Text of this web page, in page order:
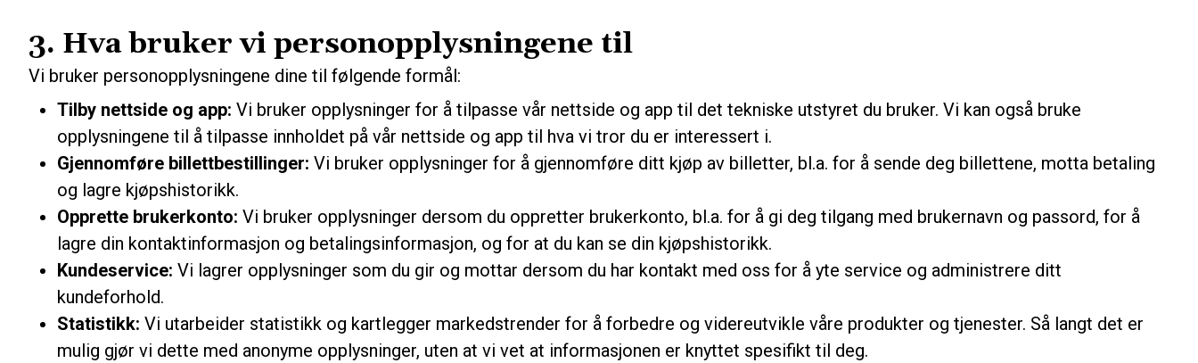
3. Hva bruker vi personopplysningene til
Vi bruker personopplysningene dine til følgende formål:
Tilby nettside og app: Vi bruker opplysninger for å tilpasse vår nettside og app til det tekniske utstyret du bruker. Vi kan også bruke
opplysningene til å tilpasse innholdet på vår nettside og app til hva vi tror du er interessert i.
Gjennomføre billettbestillinger: Vi bruker opplysninger for å gjennomføre ditt kjøp av billetter, bl.a. for å sende deg billettene, motta betaling
og lagre kjøpshistorikk.
Opprette brukerkonto: Vi bruker opplysninger dersom du oppretter brukerkonto, bl.a. for å gi deg tilgang med brukernavn og passord, for å
lagre din kontaktinformasjon og betalingsinformasjon, og for at du kan se din kjøpshistorikk.
Kundeservice: Vi lagrer opplysninger som du gir og mottar dersom du har kontakt med oss for å yte service og administrere ditt
kundeforhold.
Statistikk: Vi utarbeider statistikk og kartlegger markedstrender for å forbedre og videreutvikle våre produkter og tjenester. Så langt det er
mulig gjør vi dette med anonyme opplysninger, uten at vi vet at informasjonen er knyttet spesifikt til deg.